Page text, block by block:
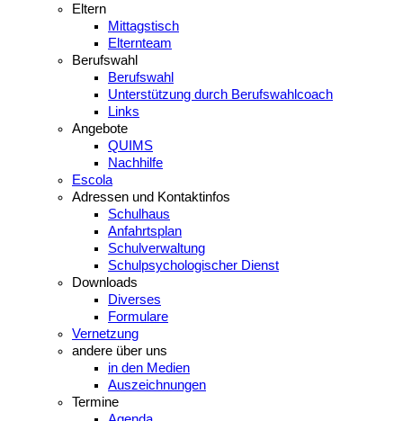
Eltern
Mittagstisch
Elternteam
Berufswahl
Berufswahl
Unterstützung durch Berufswahlcoach
Links
Angebote
QUIMS
Nachhilfe
Escola
Adressen und Kontaktinfos
Schulhaus
Anfahrtsplan
Schulverwaltung
Schulpsychologischer Dienst
Downloads
Diverses
Formulare
Vernetzung
andere über uns
in den Medien
Auszeichnungen
Termine